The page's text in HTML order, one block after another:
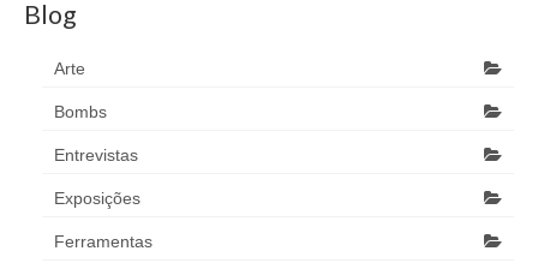
Blog
Arte
Bombs
Entrevistas
Exposições
Ferramentas